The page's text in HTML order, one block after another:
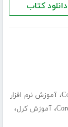
دانلود کتاب
،آموزش نرم افزار
،آموزش کرل،